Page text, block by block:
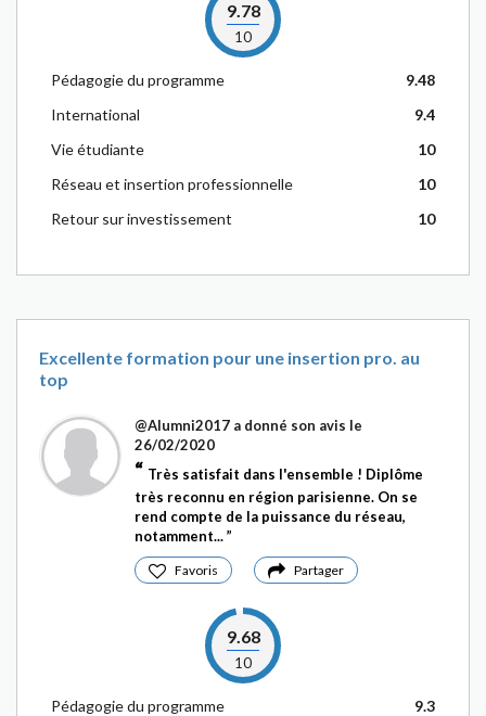
9.78
10
Pédagogie du programme
9.48
International
9.4
Vie étudiante
10
Réseau et insertion professionnelle
10
Retour sur investissement
10
Excellente formation pour une insertion pro. au
top
@Alumni2017 a donné son avis le
26/02/2020
Très satisfait dans l'ensemble ! Diplôme
très reconnu en région parisienne. On se
rend compte de la puissance du réseau,
notamment...
Favoris Partager
9.68
10
Pédagogie du programme
9.3